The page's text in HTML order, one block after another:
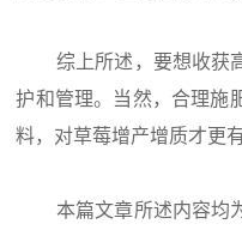
综上所述，要想收获
护和管理。当然，合理施
料，对草莓增产增质才更
本篇文章所述内容均